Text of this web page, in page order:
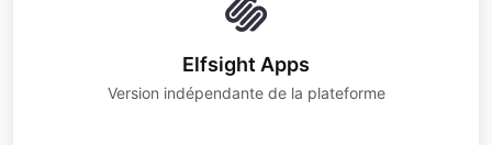
Elfsight Apps
Version indépendante de la plateforme